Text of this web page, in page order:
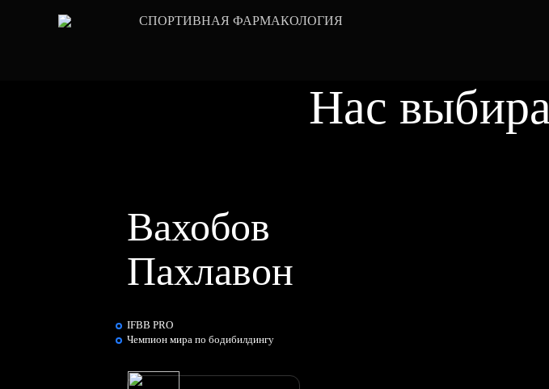
СПОРТИВНАЯ ФАРМАКОЛОГИЯ
Нас
Вахобов
Пахлавон
IFBB PRO
Чемпион мира по бодибилдингу